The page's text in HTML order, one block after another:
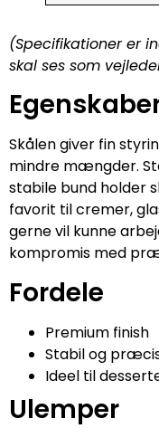
(Specifikationer er
skal ses som
Skålen giver fin
mindre mængder.
stabile bund holder
favorit til cremer,
gerne vil kunne
kompromis med
Fordele
Premium finish
Stabil og
Ideel til
Ulemper